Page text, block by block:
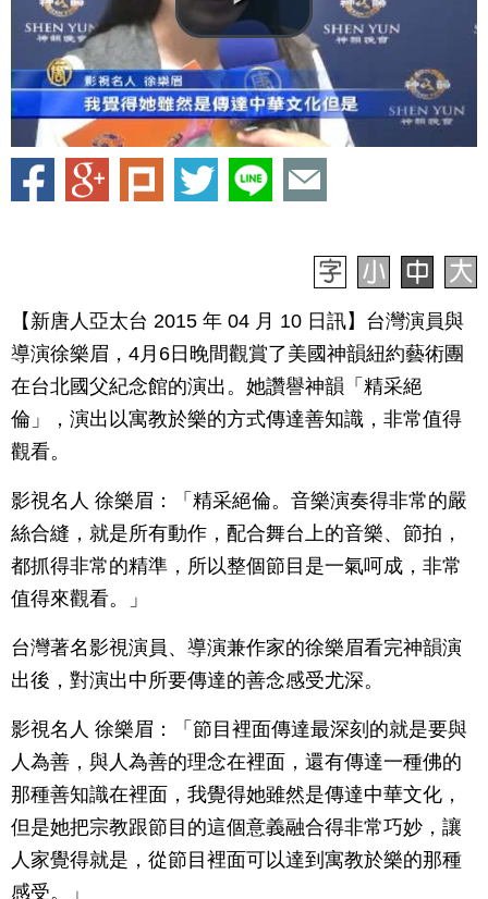
【新唐人亞太台 2015 年 04 月 10 日訊】台灣演員與
導演徐樂眉，4月6日晚間觀賞了美國神韻紐約藝術團
在台北國父紀念館的演出。她讚譽神韻「精采絕
倫」，演出以寓教於樂的方式傳達善知識，非常值得
觀看。
影視名人 徐樂眉：「精采絕倫。音樂演奏得非常的嚴
絲合縫，就是所有動作，配合舞台上的音樂、節拍，
都抓得非常的精準，所以整個節目是一氣呵成，非常
值得來觀看。」
台灣著名影視演員、導演兼作家的徐樂眉看完神韻演
出後，對演出中所要傳達的善念感受尤深。
影視名人 徐樂眉：「節目裡面傳達最深刻的就是要與
人為善，與人為善的理念在裡面，還有傳達一種佛的
那種善知識在裡面，我覺得她雖然是傳達中華文化，
但是她把宗教跟節目的這個意義融合得非常巧妙，讓
人家覺得就是，從節目裡面可以達到寓教於樂的那種
感受。」